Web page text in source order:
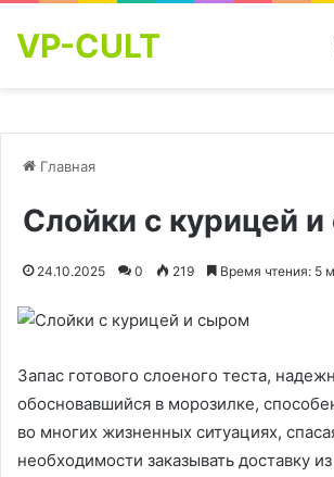
VP-CULT
Главная
Слойки с курицей
24.10.2025 0 219 Время чтения: 5
Запас готового слоеного теста,
обосновавшийся в морозилке,
во многих жизненных ситуациях,
необходимости заказывать доставку